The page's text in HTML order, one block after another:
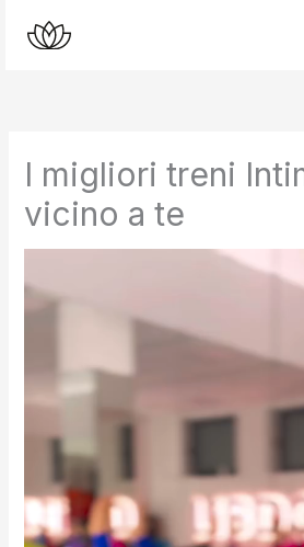
I migliori treni
vicino a te